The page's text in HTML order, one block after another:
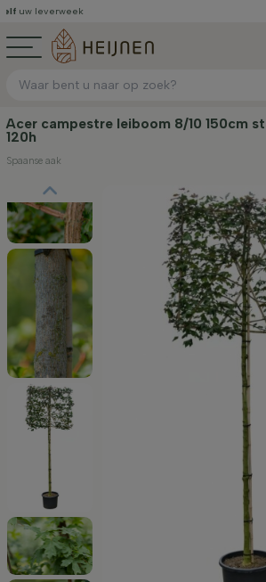
Acer campestre leiboom 8/10 150cm
120h
Spaanse aak